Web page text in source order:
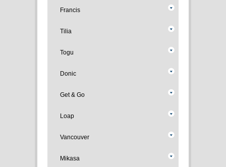
Francis
Tilia
Togu
Donic
Get & Go
Loap
Vancouver
Mikasa